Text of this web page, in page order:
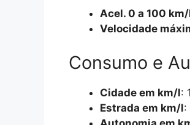
Acel. 0 a 100
Velocidade
Consumo e
Cidade em km/l:
Estrada em km/l: